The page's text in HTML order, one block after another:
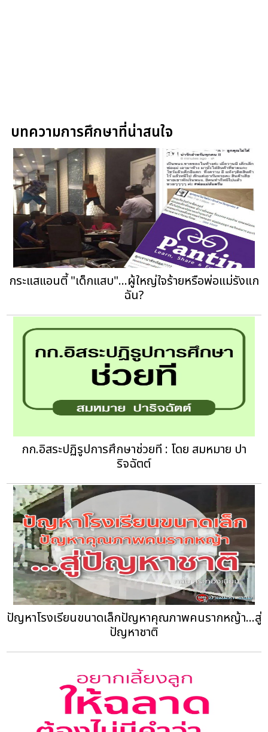
บทความการศึกษาที่น่าสนใจ
กระแสแอนตี้ "เด็กแสบ"...ผู้ใหญ่ใจร้ายหรือพ่อแม่รังแก
ฉัน?
กก.อิสระปฏิรูปการศึกษาช่วยที : โดย สมหมาย ปา
ริจฉัตต์
ปัญหาโรงเรียนขนาดเล็กปัญหาคุณภาพคนรากหญ้า...สู่
ปัญหาชาติ